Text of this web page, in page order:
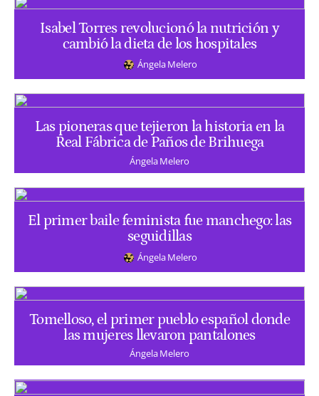
Isabel Torres revolucionó la nutrición y
cambió la dieta de los hospitales
Ángela Melero
Las pioneras que tejieron la historia en la
Real Fábrica de Paños de Brihuega
Ángela Melero
El primer baile feminista fue manchego: las
seguidillas
Ángela Melero
Tomelloso, el primer pueblo español donde
las mujeres llevaron pantalones
Ángela Melero